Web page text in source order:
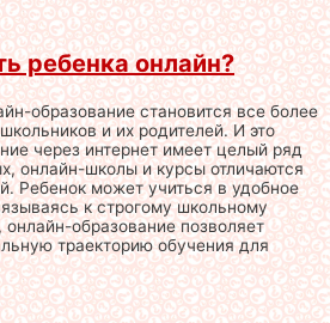
ребенка онлайн?
образование становится все более
и их родителей. И это
через интернет имеет целый ряд
онлайн-школы и курсы отличаются
Ребенок может учиться в удобное
к строгому школьному
образование позволяет
траекторию обучения для